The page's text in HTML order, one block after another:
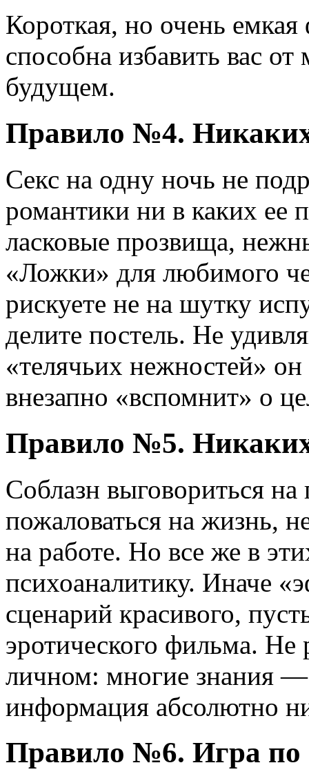
Короткая, но очень
способна избавить вас
будущем.
Правило №4.
Секс на одну ночь не
романтики ни в каких ее
ласковые прозвища,
«Ложки» для любимого
рискуете не на шутку
делите постель. Не
«телячьих нежностей» он
внезапно «вспомнит» о
Правило №5. Никаких
Соблазн выговориться
пожаловаться на жизнь,
на работе. Но все же в
психоаналитику. Иначе
сценарий красивого,
эротического фильма. Не
личном: многие знания
информация абсолютно
Правило №6. Игра по